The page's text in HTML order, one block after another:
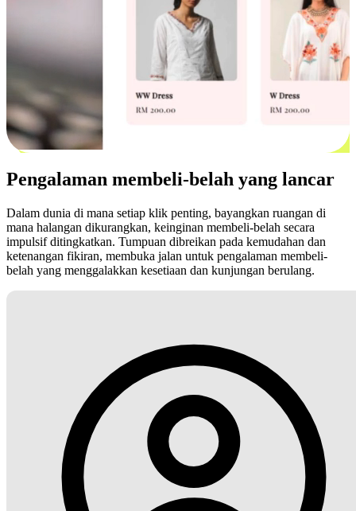
Pengalaman membeli-belah yang lancar
Dalam dunia di mana setiap klik penting, bayangkan ruangan di
mana halangan dikurangkan, keinginan membeli-belah secara
impulsif ditingkatkan. Tumpuan dibreikan pada kemudahan dan
ketenangan fikiran, membuka jalan untuk pengalaman membeli-
belah yang menggalakkan kesetiaan dan kunjungan berulang.